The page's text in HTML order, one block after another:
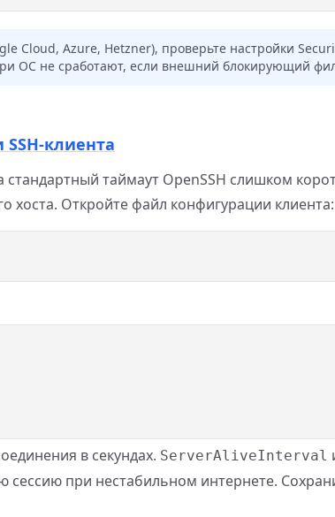
Cloud, Azure, Hetzner), проверьте настройки
ОС не сработают, если внешний блокирующий
клиента
таймаут OpenSSH слишком
хоста. Откройте файл конфигурации клиента:
в секундах. ServerAliveInterval
сессию при нестабильном интернете.